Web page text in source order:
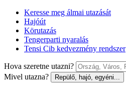
Keresse meg álmai utazását
Hajóút
Körutazás
Tengerparti nyaralás
Tensi Cib kedvezmény rendszer
Hova szeretne utazni?
Mivel utazna?
Repülő, hajó, egyéni...